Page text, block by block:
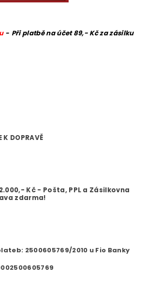
- Při platbě na účet 89,- Kč za zásilku
K DOPRAVĚ
Kč - Pošta, PPL a Zásilkovna
zdarma!
2500605769/2010 u Fio Banky